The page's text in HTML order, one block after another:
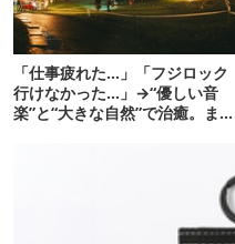
「仕事疲れた…」「フジロック
行けなかった…」→“優しい音
楽”と“大きな自然”で治癒。まだ